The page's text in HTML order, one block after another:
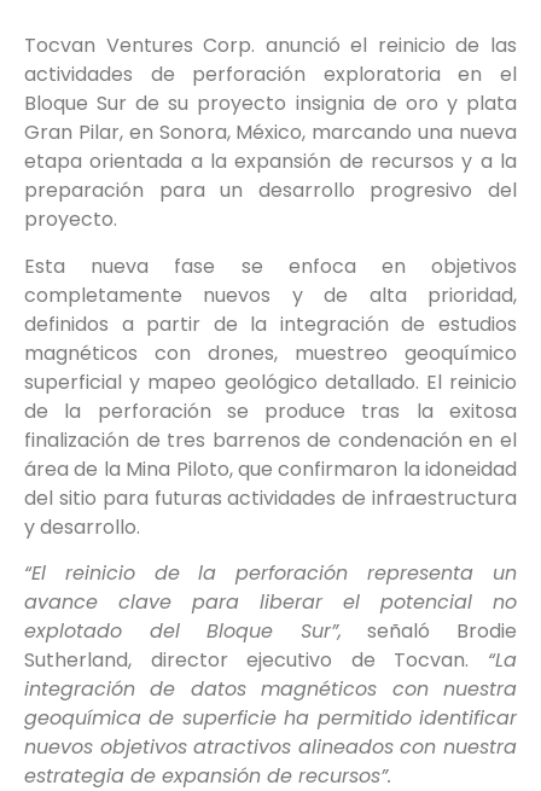
Tocvan Ventures Corp. anunció el reinicio de las
actividades de perforación exploratoria en el
Bloque Sur de su proyecto insignia de oro y plata
Gran Pilar, en Sonora, México, marcando una nueva
etapa orientada a la expansión de recursos y a la
preparación para un desarrollo progresivo del
proyecto.
Esta nueva fase se enfoca en objetivos
completamente nuevos y de alta prioridad,
definidos a partir de la integración de estudios
magnéticos con drones, muestreo geoquímico
superficial y mapeo geológico detallado. El reinicio
de la perforación se produce tras la exitosa
finalización de tres barrenos de condenación en el
área de la Mina Piloto, que confirmaron la idoneidad
del sitio para futuras actividades de infraestructura
y desarrollo.
“El reinicio de la perforación representa un
avance clave para liberar el potencial no
explotado del Bloque Sur”, señaló Brodie
Sutherland, director ejecutivo de Tocvan. “La
integración de datos magnéticos con nuestra
geoquímica de superficie ha permitido identificar
nuevos objetivos atractivos alineados con nuestra
estrategia de expansión de recursos”.